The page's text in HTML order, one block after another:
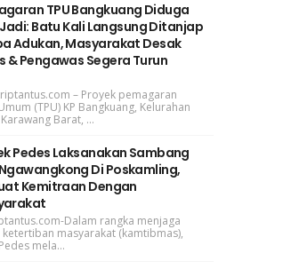
TPU Bangkuang Diduga
Batu Kali Langsung Ditanjap
Adukan, Masyarakat Desak
& Pengawas Segera Turun
– Proyek pemagaran
(TPU) KP Bangkuang, Kelurahan
Barat, ...
Pedes Laksanakan Sambang
Di Poskamling,
Kemitraan Dengan
Dalam rangka menjaga
masyarakat (kamtibmas),
mela...